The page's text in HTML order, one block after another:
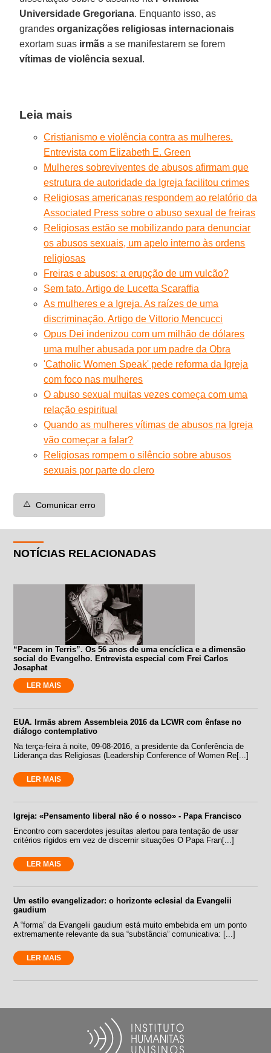
Universidade Gregoriana. Enquanto isso, as
grandesorganizações religiosas internacionais
exortam suas irmãs a se manifestarem se forem
vítimas de violência sexual .
Leia mais
Cristianismo e violência contra as mulheres.
Entrevista com Elizabeth E. Green
Mulheres sobreviventes de abusos afirmam que
estrutura de autoridade da Igreja facilitou crimes
Religiosas americanas respondem ao relatório da
Associated Press sobre o abuso sexual de freiras
Religiosas estão se mobilizando para denunciar
os abusos sexuais, um apelo interno às ordens
religiosas
Freiras e abusos: a erupção de um vulcão?
Sem tato. Artigo de Lucetta Scaraffia
As mulheres e a Igreja. As raízes de uma
discriminação. Artigo de Vittorio Mencucci
Opus Dei indenizou com um milhão de dólares
uma mulher abusada por um padre da Obra
'Catholic Women Speak' pede reforma da Igreja
com foco nas mulheres
O abuso sexual muitas vezes começa com uma
relação espiritual
Quando as mulheres vítimas de abusos na Igreja
vão começar a falar?
Religiosas rompem o silêncio sobre abusos
sexuais por parte do clero
⚠️ Comunicar erro
NOTÍCIAS RELACIONADAS
“Pacem in Terris”. Os 56 anos de uma encíclica e a dimensão
social do Evangelho. Entrevista especial com Frei Carlos
Josaphat
LER MAIS
EUA. Irmãs abrem Assembleia 2016 da LCWR com ênfase no
diálogo contemplativo
Na terça-feira à noite, 09-08-2016, a presidente da Conferência de
Liderança das Religiosas (Leadership Conference of Women Re[...]
LER MAIS
Igreja: «Pensamento liberal não é o nosso» - Papa Francisco
Encontro com sacerdotes jesuítas alertou para tentação de usar
critérios rígidos em vez de discernir situações O Papa Fran[...]
LER MAIS
Um estilo evangelizador: o horizonte eclesial da Evangelii
gaudium
A “forma” da Evangelii gaudium está muito embebida em um ponto
extremamente relevante da sua “substância” comunicativa: [...]
LER MAIS